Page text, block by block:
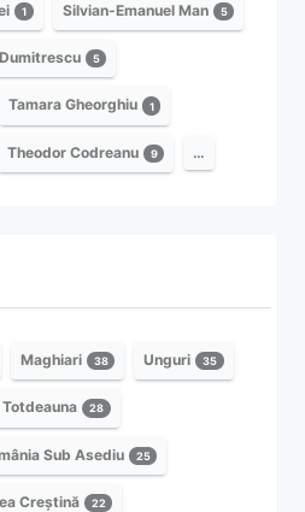
1 Silvian-Emanuel Man 5
5
Tamara Gheorghiu 1
Theodor Codreanu 9 …
Maghiari 38 Unguri 35
28
Sub Asediu 25
Creștină 22